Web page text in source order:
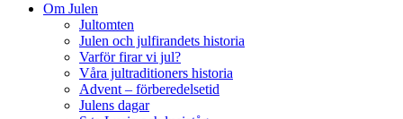
Om Julen
Jultomten
Julen och julfirandets historia
Varför firar vi jul?
Våra jultraditioners historia
Advent – förberedelsetid
Julens dagar